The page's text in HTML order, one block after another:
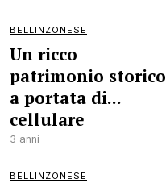
BELLINZONESE
Un ricco
patrimonio storico
a portata di...
cellulare
3 anni
BELLINZONESE